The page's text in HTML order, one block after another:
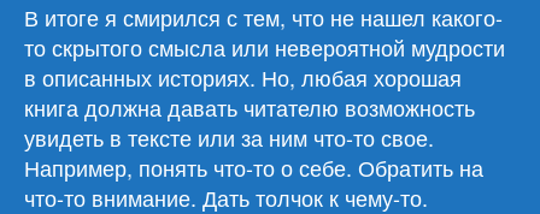
В итоге я смирился с тем, что не нашел какого-
то скрытого смысла или невероятной мудрости
в описанных историях. Но, любая хорошая
книга должна давать читателю возможность
увидеть в тексте или за ним что-то свое.
Например, понять что-то о себе. Обратить на
что-то внимание. Дать толчок к чему-то.